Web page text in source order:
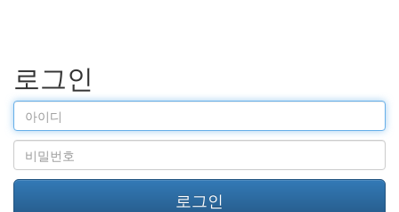
로그인
아
이
디
비
밀
번
로그인